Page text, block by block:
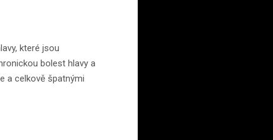
které jsou
bolest hlavy a
a celkově špatnými